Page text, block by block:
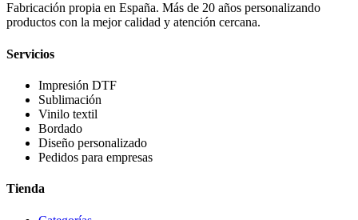
Fabricación propia en España. Más de 20 años personalizando
productos con la mejor calidad y atención cercana.
Servicios
Impresión DTF
Sublimación
Vinilo textil
Bordado
Diseño personalizado
Pedidos para empresas
Tienda